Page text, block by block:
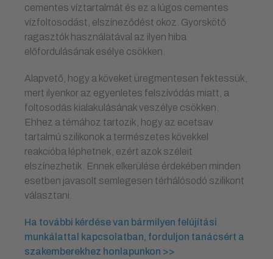
cementes víztartalmát és ez a lúgos cementes
vízfoltosodást, elszíneződést okoz. Gyorskötő
ragasztók használatával az ilyen hiba
előfordulásának esélye csökken.
Alapvető, hogy a köveket üregmentesen fektessük,
mert ilyenkor az egyenletes felszívódás miatt, a
foltosodás kialakulásának veszélye csökken.
Ehhez a témához tartozik, hogy az ecetsav
tartalmú szilikonok a természetes kövekkel
reakcióba léphetnek, ezért azok széleit
elszínezhetik. Ennek elkerülése érdekében minden
esetben javasolt semlegesen térhálósodó szilikont
választani.
Ha további kérdése van bármilyen felújítási
munkálattal kapcsolatban, forduljon tanácsért a
szakemberekhez honlapunkon >>